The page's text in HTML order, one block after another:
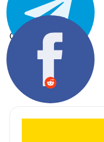
Chia sẻ: